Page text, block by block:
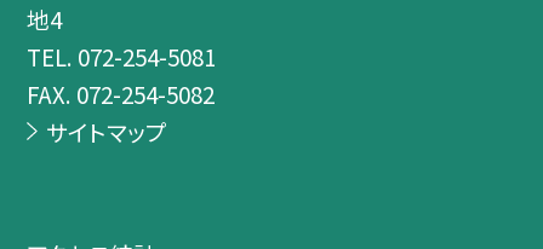
地4
TEL. 072-254-5081
FAX. 072-254-5082
サイトマップ